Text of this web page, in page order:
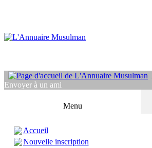
Envoyer à un ami
Menu
Accueil
Nouvelle inscription